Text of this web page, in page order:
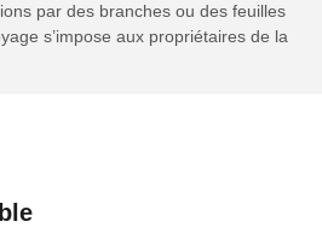
par des branches ou des feuilles
s’impose aux propriétaires de la